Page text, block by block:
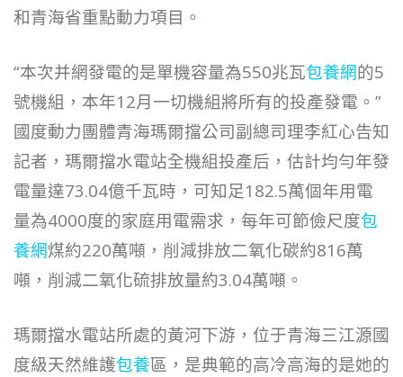
和青海省重點動力項目。
“本次并網發電的是單機容量為550兆瓦包養網的5
號機組，本年12月一切機組將所有的投產發電。”
國度動力團體青海瑪爾擋公司副總司理李紅心告知
記者，瑪爾擋水電站全機組投產后，估計均勻年發
電量達73.04億千瓦時，可知足182.5萬個年用電
量為4000度的家庭用電需求，每年可節儉尺度包
養網煤約220萬噸，削減排放二氧化碳約816萬
噸，削減二氧化硫排放量約3.04萬噸。
瑪爾擋水電站所處的黃河下游，位于青海三江源國
度級天然維護包養區，是典範的高冷高海的是她的